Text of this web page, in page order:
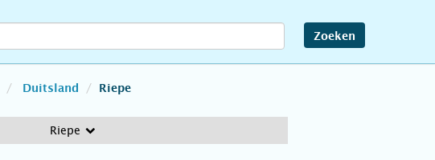
Zoeken
Duitsland Riepe
Riepe